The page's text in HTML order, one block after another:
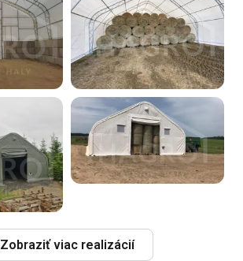
Zobraziť viac realizácií